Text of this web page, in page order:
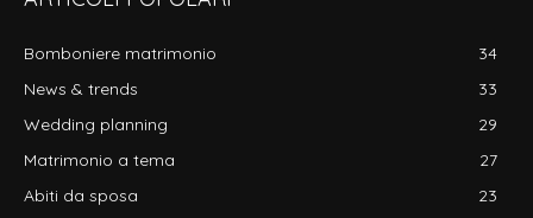
Bomboniere matrimonio
34
News & trends
33
Wedding planning
29
Matrimonio a tema
27
Abiti da sposa
23